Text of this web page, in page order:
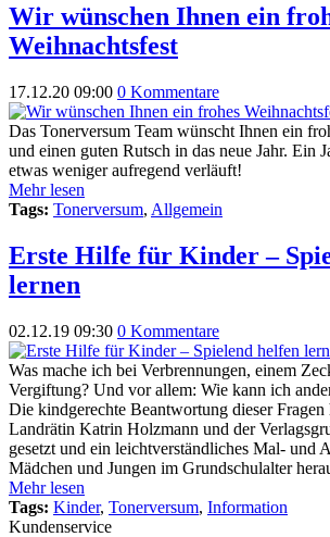
Wir wünschen Ihnen ein
Weihnachtsfest
17.12.20 09:00 0 Kommentare
Das Tonerversum Team wünscht Ihnen ein
und einen guten Rutsch in das neue Jahr. Ein
etwas weniger aufregend verläuft!
Mehr lesen
Tags: Tonerversum, Allgemein
Erste Hilfe für Kinder –
lernen
02.12.19 09:30 0 Kommentare
Was mache ich bei Verbrennungen, einem
Vergiftung? Und vor allem: Wie kann ich
Die kindgerechte Beantwortung dieser Fragen
Landrätin Katrin Holzmann und der
gesetzt und ein leichtverständliches Mal- und
Mädchen und Jungen im Grundschulalter
Mehr lesen
Tags: Kinder, Tonerversum, Information
Kundenservice